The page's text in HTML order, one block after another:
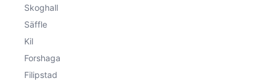
Skoghall
Säffle
Kil
Forshaga
Filipstad